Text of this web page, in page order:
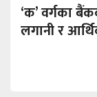
‘क’ वर्गका
लगानी र